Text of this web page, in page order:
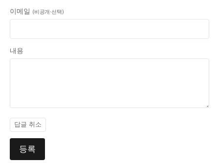
이메일 (비공개·선택)
내용
답글 취소
등록